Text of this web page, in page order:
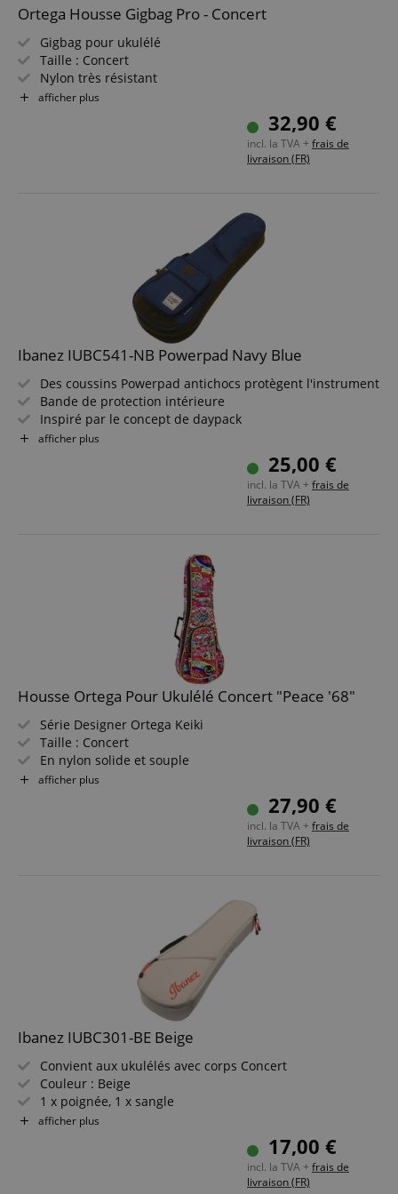
Ortega Housse Gigbag Pro - Concert
Gigbag pour ukulélé
Taille : Concert
Nylon très résistant
Rembourrage doux avec renfort rigide
afficher plus
32,90 €
incl. la TVA + frais de
livraison (FR)
Ibanez IUBC541-NB Powerpad Navy Blue
Des coussins Powerpad antichocs protègent l'instrument
Bande de protection intérieure
Inspiré par le concept de daypack
Suède sur les côtés et le dessous et porte-médiators
Dimensions intérieures (L x l x H): 620 x 215 x 75 mm
afficher plus
25,00 €
incl. la TVA + frais de
livraison (FR)
Housse Ortega Pour Ukulélé Concert "Peace '68"
Série Designer Ortega Keiki
Taille : Concert
En nylon solide et souple
Rembourrage intérieur doux de 10 mm
Deux bretelles réglables en longueur & poche pour
afficher plus
27,90 €
incl. la TVA + frais de
livraison (FR)
Ibanez IUBC301-BE Beige
Convient aux ukulélés avec corps Concert
Couleur : Beige
1 x poignée, 1 x sangle
Logo Ibanez rouge
Dimensions (L x l x P) : 630 x 235 x 90 mm
afficher plus
17,00 €
incl. la TVA + frais de
livraison (FR)